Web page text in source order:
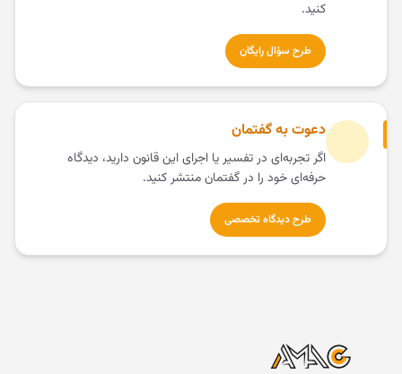
کنید.
طرح سؤال رایگان
دعوت به گفتمان
اگر تجربه‌ای در تفسیر یا اجرای این قانون دارید، دیدگاه
حرفه‌ای خود را در گفتمان منتشر کنید.
طرح دیدگاه تخصصی